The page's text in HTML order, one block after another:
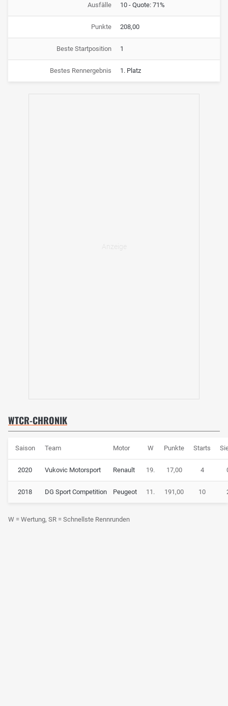
Ausfälle 10 - Quote: 71%
Punkte 208,00
Beste Startposition 1
Bestes Rennergebnis 1. Platz
WTCR-CHRONIK
Saison Team Motor W Punkte Starts
2020 Vukovic Motorsport Renault 19. 17,00 4
2018 DG Sport Competition Peugeot 11. 191,00 10
W = Wertung, SR = Schnellste Rennrunden